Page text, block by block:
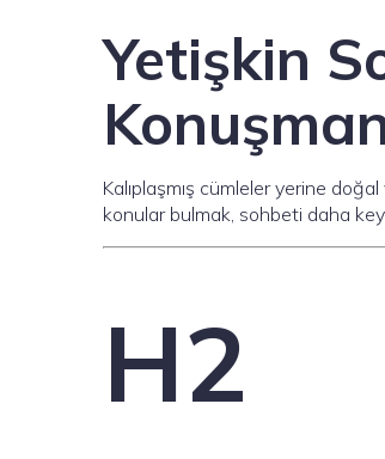
Yetişkin
Kalıplaşmış cümleler yerine
konular bulmak, sohbeti daha
H2